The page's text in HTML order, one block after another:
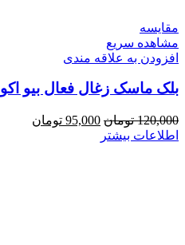
مقایسه
مشاهده سریع
افزودن به علاقه مندی
بلک ماسک زغال فعال بیو اکوا
120,000 تومان قیمت
95,000 تومان
اطلاعات بیشتر